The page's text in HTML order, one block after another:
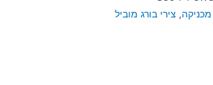
מכניקה, צירי בורג מוביל